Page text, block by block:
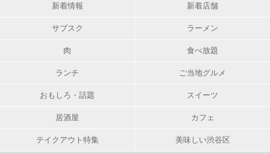
新着情報 新着店舗
サブスク ラーメン
肉 食べ放題
ランチ ご当地グルメ
おもしろ・話題 スイーツ
居酒屋 カフェ
テイクアウト特集 美味しい渋谷区